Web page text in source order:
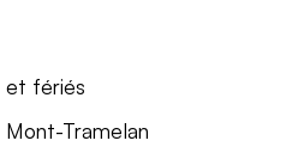
et fériés
Tramelan